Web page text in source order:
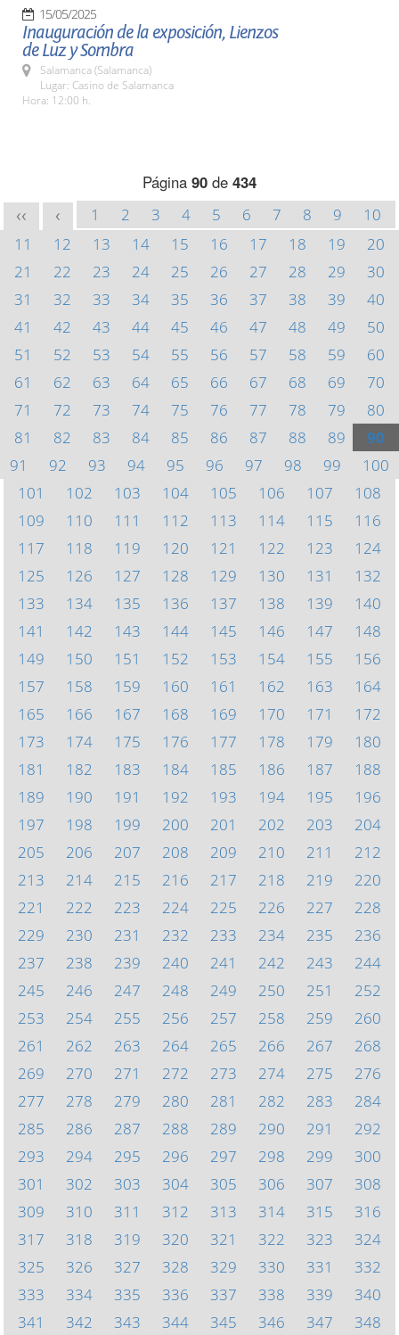
15/05/2025
Inauguración de la exposición, Lienzos
de Luz y Sombra
Salamanca (Salamanca)
Lugar: Casino de Salamanca
Hora: 12:00 h.
Página 90 de 434
<< < 1 2 3 4 5 6 7 8 9
10
11
12 13 14 15 16 17 18 19
20
21
22 23 24 25 26 27 28 29
30
31
32 33 34 35 36 37 38 39
40
41
42 43 44 45 46 47 48 49
50
51
52 53 54 55 56 57 58 59
60
61
62 63 64 65 66 67 68 69
70
71
72 73 74 75 76 77 78 79
80
81
82 83 84 85 86 87 88 89
90
91
92 93 94 95 96 97 98 99
100
101
102 103 104 105 106 107
108
109
110 111 112 113 114 115
116
117
118 119 120 121 122 123
124
125
126 127 128 129 130 131
132
133
134 135 136 137 138 139
140
141
142 143 144 145 146 147
148
149
150 151 152 153 154 155
156
157
158 159 160 161 162 163
164
165
166 167 168 169 170 171
172
173
174 175 176 177 178 179
180
181
182 183 184 185 186 187
188
189
190 191 192 193 194 195
196
197
198 199 200 201 202 203
204
205
206 207 208 209 210 211
212
213
214 215 216 217 218 219
220
221
222 223 224 225 226 227
228
229
230 231 232 233 234 235
236
237
238 239 240 241 242 243
244
245
246 247 248 249 250 251
252
253
254 255 256 257 258 259
260
261
262 263 264 265 266 267
268
269
270 271 272 273 274 275
276
277
278 279 280 281 282 283
284
285
286 287 288 289 290 291
292
293
294 295 296 297 298 299
300
301
302 303 304 305 306 307
308
309
310 311 312 313 314 315
316
317
318 319 320 321 322 323
324
325
326 327 328 329 330 331
332
333
334 335 336 337 338 339
340
341
342 343 344 345 346 347 348